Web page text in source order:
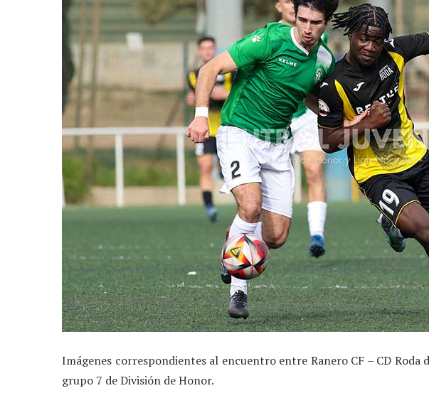
Imágenes correspondientes al encuentro entre Ranero CF – CD Roda
grupo 7 de División de Honor.